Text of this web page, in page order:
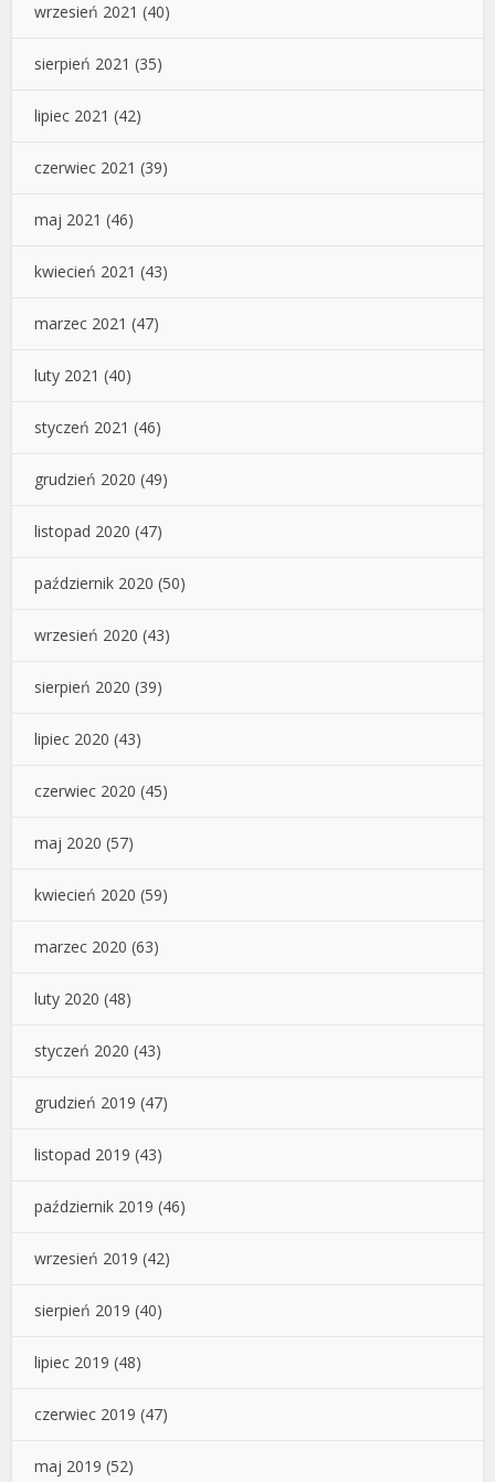
wrzesień 2021 (40)
sierpień 2021 (35)
lipiec 2021 (42)
czerwiec 2021 (39)
maj 2021 (46)
kwiecień 2021 (43)
marzec 2021 (47)
luty 2021 (40)
styczeń 2021 (46)
grudzień 2020 (49)
listopad 2020 (47)
październik 2020 (50)
wrzesień 2020 (43)
sierpień 2020 (39)
lipiec 2020 (43)
czerwiec 2020 (45)
maj 2020 (57)
kwiecień 2020 (59)
marzec 2020 (63)
luty 2020 (48)
styczeń 2020 (43)
grudzień 2019 (47)
listopad 2019 (43)
październik 2019 (46)
wrzesień 2019 (42)
sierpień 2019 (40)
lipiec 2019 (48)
czerwiec 2019 (47)
maj 2019 (52)